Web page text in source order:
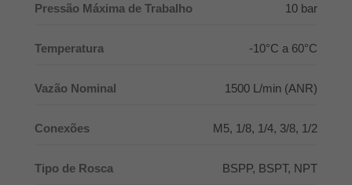
Pressão Máxima de Trabalho 10 bar
Temperatura -10°C a 60°C
Vazão Nominal 1500 L/min (ANR)
Conexões M5, 1/8, 1/4, 3/8, 1/2
Tipo de Rosca BSPP, BSPT, NPT